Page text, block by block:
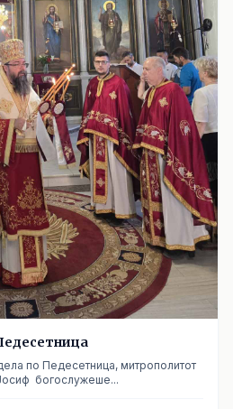
по Педесетница, митрополитот
богослужеше...